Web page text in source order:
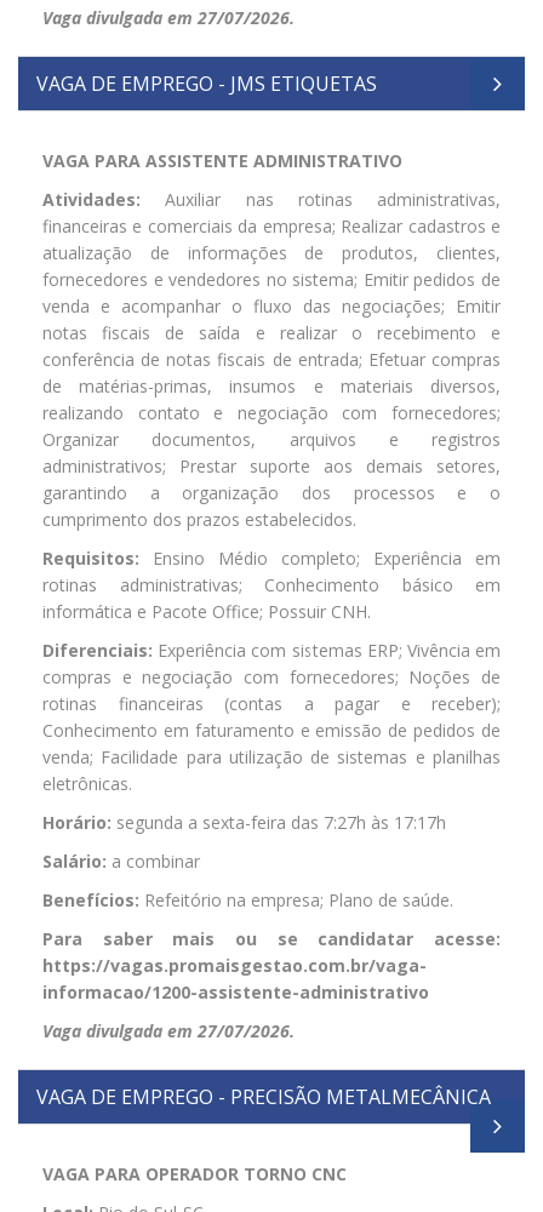
Vaga divulgada em 27/07/2026.
VAGA DE EMPREGO - JMS ETIQUETAS
VAGA PARA ASSISTENTE ADMINISTRATIVO
Atividades: Auxiliar nas rotinas administrativas,
financeiras e comerciais da empresa; Realizar cadastros e
atualização de informações de produtos, clientes,
fornecedores e vendedores no sistema; Emitir pedidos de
venda e acompanhar o fluxo das negociações; Emitir
notas fiscais de saída e realizar o recebimento e
conferência de notas fiscais de entrada; Efetuar compras
de matérias-primas, insumos e materiais diversos,
realizando contato e negociação com fornecedores;
Organizar documentos, arquivos e registros
administrativos; Prestar suporte aos demais setores,
garantindo a organização dos processos e o
cumprimento dos prazos estabelecidos.
Requisitos: Ensino Médio completo; Experiência em
rotinas administrativas; Conhecimento básico em
informática e Pacote Office; Possuir CNH.
Diferenciais: Experiência com sistemas ERP; Vivência em
compras e negociação com fornecedores; Noções de
rotinas financeiras (contas a pagar e receber);
Conhecimento em faturamento e emissão de pedidos de
venda; Facilidade para utilização de sistemas e planilhas
eletrônicas.
Horário: segunda a sexta-feira das 7:27h às 17:17h
Salário: a combinar
Benefícios: Refeitório na empresa; Plano de saúde.
Para saber mais ou se candidatar acesse:
https://vagas.promaisgestao.com.br/vaga-
informacao/1200-assistente-administrativo
Vaga divulgada em 27/07/2026.
VAGA DE EMPREGO - PRECISÃO METALMECÂNICA
VAGA PARA OPERADOR TORNO CNC